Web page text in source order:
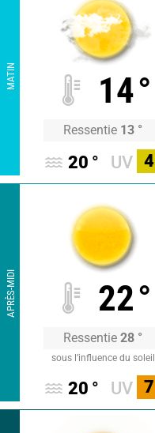
MATIN 14°
Ressentie 13 °
20 ° UV 4
APRÈS-MIDI 22°
Ressentie 28 °
sous l’influence du soleil
20 ° UV 7